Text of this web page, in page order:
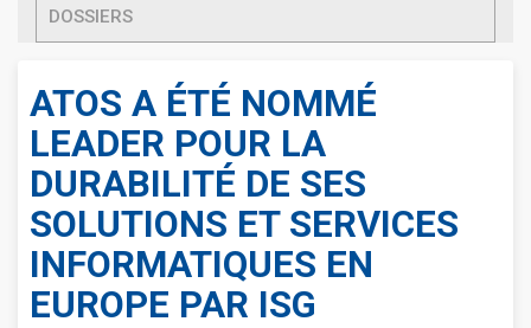
DOSSIERS
ATOS A ÉTÉ NOMMÉ
LEADER POUR LA
DURABILITÉ DE SES
SOLUTIONS ET SERVICES
INFORMATIQUES EN
EUROPE PAR ISG